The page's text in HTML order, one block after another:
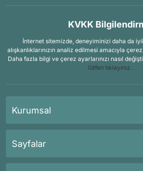
KVKK
İnternet sitemizde, deneyiminizi daha da
alışkanlıklarınızın analiz edilmesi amacıyla
Daha fazla bilgi ve çerez ayarlarınızı nasıl
lütfen tıklayınız.
Kurumsal
Sayfalar